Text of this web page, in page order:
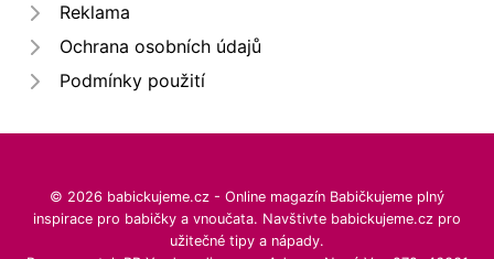
Reklama
Ochrana osobních údajů
Podmínky použití
© 2026 babickujeme.cz - Online magazín Babičkujeme plný
inspirace pro babičky a vnoučata. Navštivte babickujeme.cz pro
užitečné tipy a nápady.